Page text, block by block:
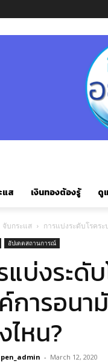
แส เงินทองต้องรู้ ดู
จับกระแส การแบ่งระดับโรคร
อัปเดตสถานการณ์
แบ่งระดั
การอนา
ไหน?
- March 12, 2020